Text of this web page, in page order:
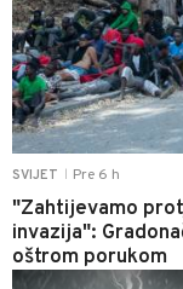
SVIJET Pre 6 h
"Zahtijevamo
invazija":
oštrom porukom